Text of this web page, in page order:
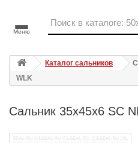
Меню
Каталог сальников
WLK
Сальник 35x45x6 SC